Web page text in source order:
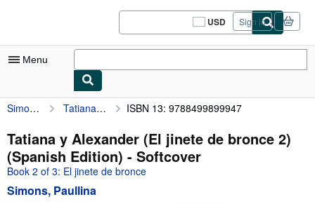
USD
Site
shopping
Sign in
Menu
My Account
My Purchases
Sign Off
Advanced Search
Simons, Paullina Tatiana y Alexander (El jinete de bronce 2) (Spanish Edition) ISBN 13: 9788499899947
Tatiana y Alexander (El jinete de bronce 2)
(Spanish Edition) - Softcover
Book 2 of 3: El jinete de bronce
Simons, Paullina